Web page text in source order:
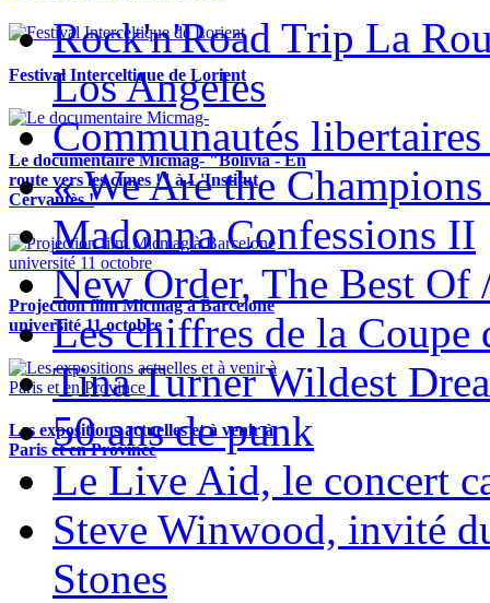
Festival Interceltique de Lorient
Le documentaire Micmag- "Bolivia - En
route vers les cimes !" à L'Institut
Cervantès !
Projection film Micmag à Barcelone
université 11 octobre
Les expositions actuelles et à venir à
Paris et en Province
Rock'n'Road Trip La
Los Angeles
Communautés libertaires
« We Are the
Madonna Confessions II
New Order, The Best Of
Les chiffres de la Coupe
Tina Turner Wildest
50 ans de punk
Le Live Aid, le concert
Steve Winwood, invité
Stones